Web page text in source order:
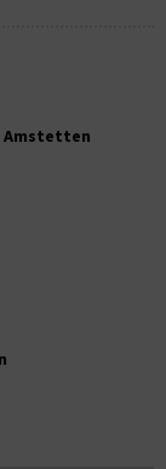
Amstetten